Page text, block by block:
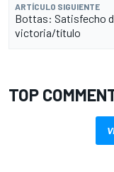
ARTÍCULO SIGUIENTE
Bottas: Satisfecho
victoria/título
TOP